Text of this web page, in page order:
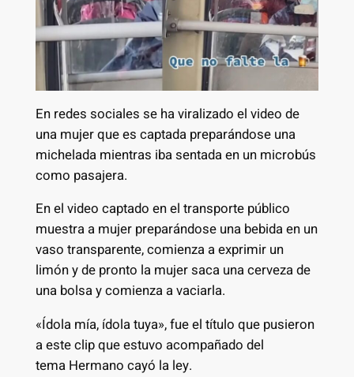
En redes sociales se ha viralizado el video de
una mujer que es captada preparándose una
michelada mientras iba sentada en un microbús
como pasajera.
En el video captado en el transporte público
muestra a mujer preparándose una bebida en un
vaso transparente, comienza a exprimir un
limón y de pronto la mujer saca una cerveza de
una bolsa y comienza a vaciarla.
«Ídola mía, ídola tuya», fue el título que pusieron
a este clip que estuvo acompañado del
tema Hermano cayó la ley.